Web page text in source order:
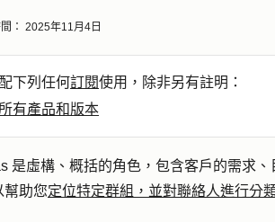
： 2025年11月4日
下列任何訂閱使用，除非另有註明：
所有產品和版本
是虛構、概括的角色，包含客戶的需求
幫助您定位特定群組，並對聯絡人進行分